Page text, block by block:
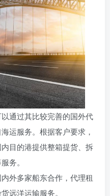
通过其比较完善的国外代
运服务。根据客户要求，
目的港提供整箱提货、拆
务。
外多家船东合作，代理租
远洋运输服务。